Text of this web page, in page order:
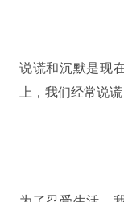
说谎和沉默是现
上，我们经常说